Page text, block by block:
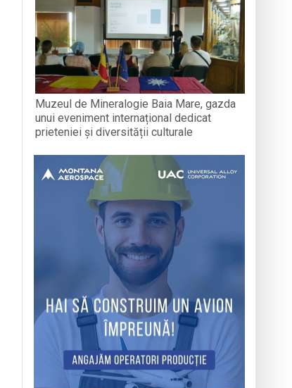
Muzeul de Mineralogie Baia Mare, gazda
unui eveniment internațional dedicat
prieteniei și diversității culturale